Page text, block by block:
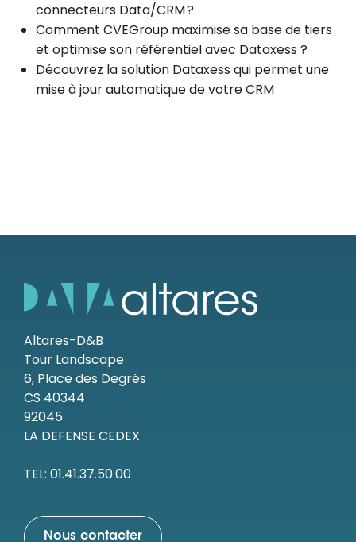
connecteurs Data/CRM ?
Comment CVEGroup maximise sa base de tiers
et optimise son référentiel avec Dataxess ?
Découvrez la solution Dataxess qui permet une
mise à jour automatique de votre CRM
Altares-D&B
Tour Landscape
6, Place des Degrés
CS 40344
92045
LA DEFENSE CEDEX
TEL: 01.41.37.50.00
Nous contacter